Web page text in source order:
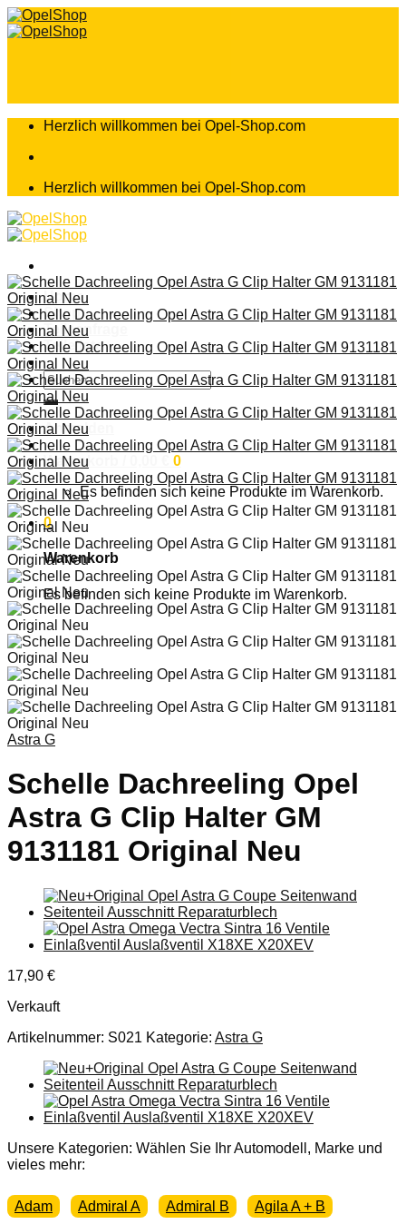
Zum
Inhalt
Herzlich willkommen bei Opel-Shop.com
Herzlich willkommen bei Opel-Shop.com
Home
Shop
Teileanfrage
Teileliste
Suchen
nach:
Anmelden
Warenkorb /
0
Es befinden sich keine Produkte im Warenkorb.
0
Warenkorb
Es befinden sich keine Produkte im Warenkorb.
Astra G
Schelle Dachreeling Opel
Astra G Clip Halter GM
9131181 Original Neu
17,90 €
Verkauft
Artikelnummer: S021 Kategorie: Astra G
Unsere Kategorien: Wählen Sie Ihr Automodell, Marke und
vieles mehr:
Adam Admiral A Admiral B Agila A + B